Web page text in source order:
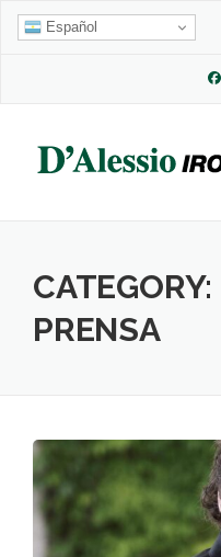
Skip
Español
CATEGORY:
PRENSA